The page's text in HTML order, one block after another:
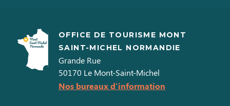
OFFICE DE TOURISME MONT
SAINT-MICHEL NORMANDIE
Grande Rue
50170 Le Mont-Saint-Michel
Nos bureaux d'information